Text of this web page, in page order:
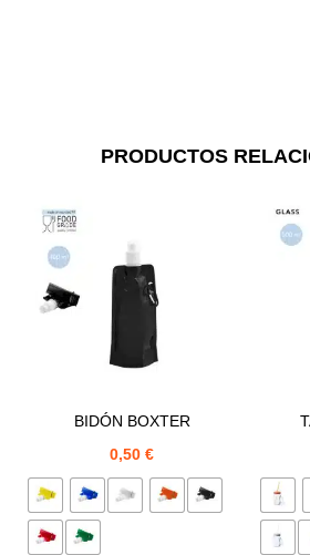
PRODUCTOS
BIDÓN BOXTER
0,50€